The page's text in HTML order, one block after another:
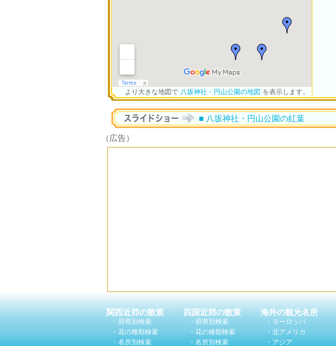
より大きな地図で 八坂神社・円山公園の地図 を表示します。
■ 八坂神社・円山公園の紅葉
（広告）
関西近郊の散策 四国近郊の散策 海外の観光名所
・府県別検索
・府県別検索 ・ヨーロッパ
・花の種類検索
・花の種類検索 ・北アメリカ
・名所別検索
・名所別検索 ・アジア